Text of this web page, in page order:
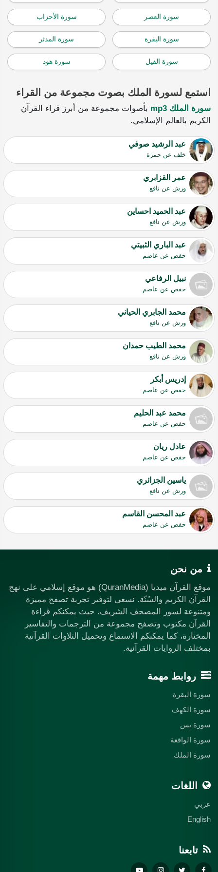
سورة العصر سورة الأحزاب
سورة البقرة سورة المدثر
سورة الفيل سورة هود
استمع لسورة الملك بصوت مجموعة من القراء
سورة الملك mp3
بأصوات مجموعة من أبرز قراء القرآن
الكريم بالعالم الإسلامي.
عبد الرشيد صوفي
خلف عن حمزة
عمر القزابري
ورش عن نافع
عبد الحميد احساين
ورش عن نافع
عبد الباري الثبيتي
حفص عن عاصم
نبيل الرفاعي
حفص عن عاصم
محمد الجابري الحياني
ورش عن نافع
محمد الطيب حمدان
ورش عن نافع
إدريس أبكر
حفص عن عاصم
محمد عبد الحليم
حفص عن عاصم
عادل ريان
حفص عن عاصم
ياسين الجزائري
ورش عن نافع
عبد المحسن القاسم
حفص عن عاصم
من نحن
موقع القرآن ميديا (QuranMedia) هو موقع إسلامي على نهج
القرآن الكريم والسُنّة. نسعى لتوفير تجربة تصفح مميزة
ومتنوعة لسور المصحف الشريف، حيث يمكنكم قراءة
القرآن مكتوب وتصفح مجموعة من الترجمات والتفاسير
المختارة، كما يمكنكم الاستماع وتحميل التلاوات القرآنية
بمختلف الروايات القرآنية.
روابط مهمة
سورة البقرة
سورة الكهف
سورة يس
سورة الواقعة
سورة الملك
اللغات
عربي
English
تابعنا